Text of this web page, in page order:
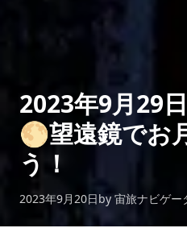
2023年9月29
🌕望遠鏡でお
う！
2023年9月20日by 宙旅ナビゲー